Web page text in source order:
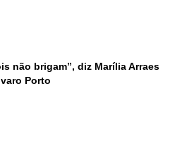
não brigam”, diz Marília Arraes
Porto